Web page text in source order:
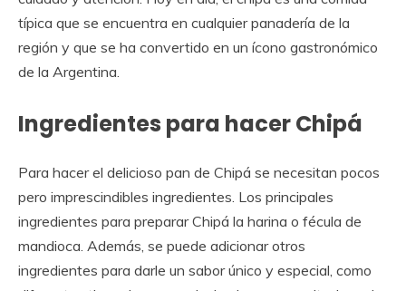
típica que se encuentra en cualquier panadería de la
región y que se ha convertido en un ícono gastronómico
de la Argentina.
Ingredientes para hacer Chipá
Para hacer el delicioso pan de Chipá se necesitan pocos
pero imprescindibles ingredientes. Los principales
ingredientes para preparar Chipá la harina o fécula de
mandioca. Además, se puede adicionar otros
ingredientes para darle un sabor único y especial, como